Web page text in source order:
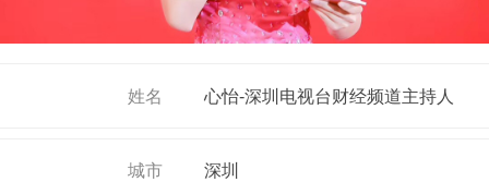
姓名 心怡-深圳电视台财经频道主持人
城市 深圳